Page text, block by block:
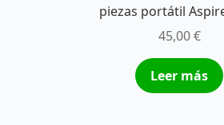
piezas portátil
45,00€
Leer más